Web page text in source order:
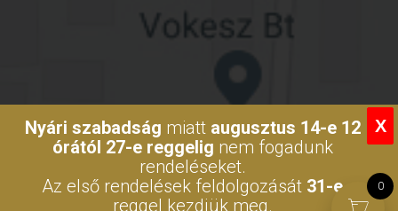
0
X
Nyári szabadság miatt augusztus 14-e 12
órától 27-e reggelig nem fogadunk
rendeléseket.
Az első rendelések feldolgozását 31-e
reggel kezdjük meg.